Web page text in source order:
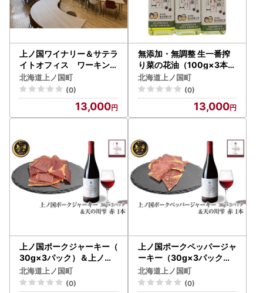
上ノ国ワイナリー＆サテラ
イトオフィス ワーキング
スペース利用１day券 観
光 ビジネス 仕事 テレ
ワーク フリースペース
北海道上ノ国町
(0)
13,000
無添加・無調整 生一番搾
り菜の花油（100g×3本）
キザキノナタネ 菜種
無農薬 なたね油 手造り
コールドプレス オレイ
ン酸 調味料 北海道産
北海道上ノ国町
(0)
13,000
上ノ国ポークジャーキー（
30g×3パック）＆上ノ国
ワイナリー天の川雫･赤（
750ml×1本）
北海道上ノ国町
(0)
上ノ国ポークペッパージャ
ーキー（30g×3パック）
＆上ノ国ワイナリー天の川
雫･赤（750ml×1本）
北海道上ノ国町
(0)